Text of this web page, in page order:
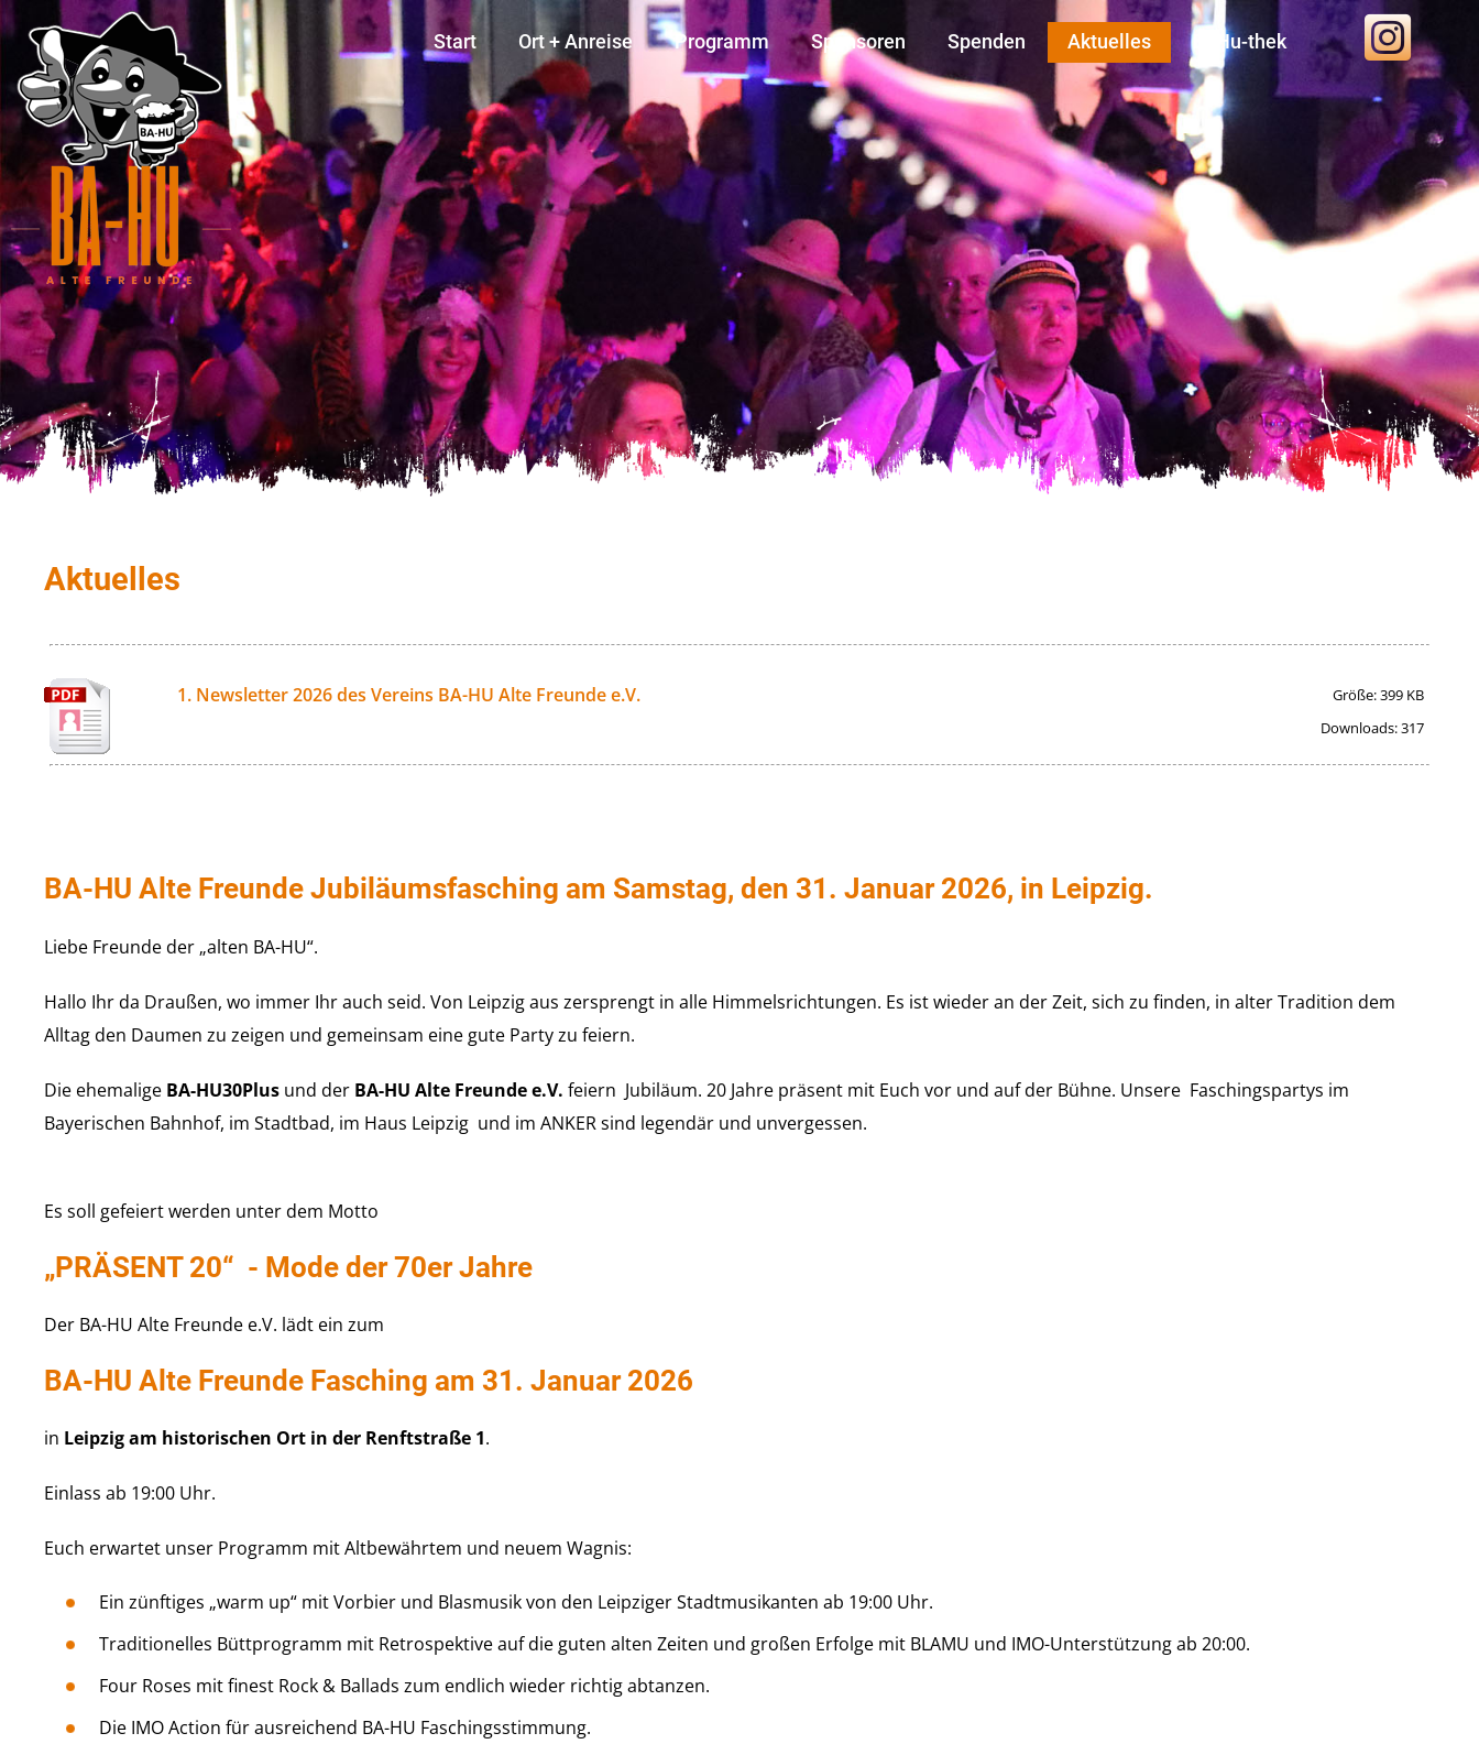
Start Ort + Anreise Programm Sponsoren Spenden Aktuelles BaHu-thek
Aktuelles
1. Newsletter 2026 des Vereins BA-HU Alte Freunde e.V.
Größe: 399 KB
Downloads: 317
BA-HU Alte Freunde Jubiläumsfasching am Samstag, den 31. Januar 2026, in Leipzig.
Liebe Freunde der „alten BA-HU“.
Hallo Ihr da Draußen, wo immer Ihr auch seid. Von Leipzig aus zersprengt in alle Himmelsrichtungen. Es ist wieder an der Zeit, sich zu finden, in alter Tradition dem
Alltag den Daumen zu zeigen und gemeinsam eine gute Party zu feiern.
Die ehemalige BA-HU30Plusund der BA-HU Alte Freunde e.V. feiern Jubiläum. 20 Jahre präsent mit Euch vor und auf der Bühne. Unsere Faschingspartys im
Bayerischen Bahnhof, im Stadtbad, im Haus Leipzig und im ANKER sind legendär und unvergessen.
Es soll gefeiert werden unter dem Motto
„PRÄSENT 20“ - Mode der 70er Jahre
Der BA-HU Alte Freunde e.V. lädt ein zum
BA-HU Alte Freunde Fasching am 31. Januar 2026
in Leipzig am historischen Ort in der Renftstraße 1.
Einlass ab 19:00 Uhr.
Euch erwartet unser Programm mit Altbewährtem und neuem Wagnis:
Ein zünftiges „warm up“ mit Vorbier und Blasmusik von den Leipziger Stadtmusikanten ab 19:00 Uhr.
Traditionelles Büttprogramm mit Retrospektive auf die guten alten Zeiten und großen Erfolge mit BLAMU und IMO-Unterstützung ab 20:00.
Four Roses mit finest Rock & Ballads zum endlich wieder richtig abtanzen.
Die IMO Action für ausreichend BA-HU Faschingsstimmung.